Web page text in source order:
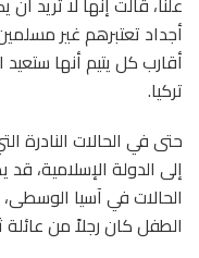
أجداد تعتبرهم غير
أقارب كل يتيم أنها
تركيا.
حتى في الحالات النادرة
إلى الدولة الإسلامية،
الحالات في آسيا
الطفل كان رجلاً من